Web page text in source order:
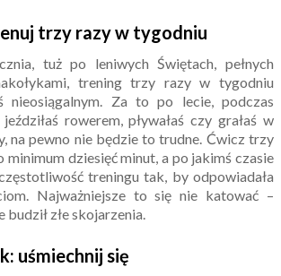
trzy razy w tygodniu
tuż po leniwych Świętach, pełnych
trening trzy razy w tygodniu
nieosiągalnym. Za to po lecie, podczas
rowerem, pływałaś czy grałaś w
na pewno nie będzie to trudne. Ćwicz trzy
dziesięć minut, a po jakimś czasie
treningu tak, by odpowiadała
Najważniejsze to się nie katować –
złe skojarzenia.
uśmiechnij się